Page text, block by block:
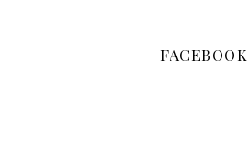
FACEBOOK